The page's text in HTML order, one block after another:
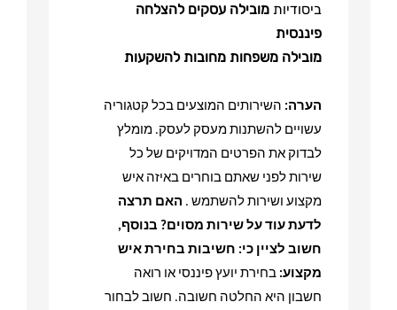
ביסודיות מובילה עסקים להצלחה
פיננסית
מובילה משפחות מחובות להשקעות
הערה: השירותים המוצעים בכל קטגוריה
עשויים להשתנות מעסק לעסק. מומלץ
לבדוק את הפרטים המדויקים של כל
שירות לפני שאתם בוחרים באיזה איש
מקצוע ושירות להשתמש . האם תרצה
לדעת עוד על שירות מסוים? בנוסף,
חשוב לציין כי: חשיבות בחירת איש
מקצוע: בחירת יועץ פיננסי או רואה
חשבון היא החלטה חשובה. חשוב לבחור